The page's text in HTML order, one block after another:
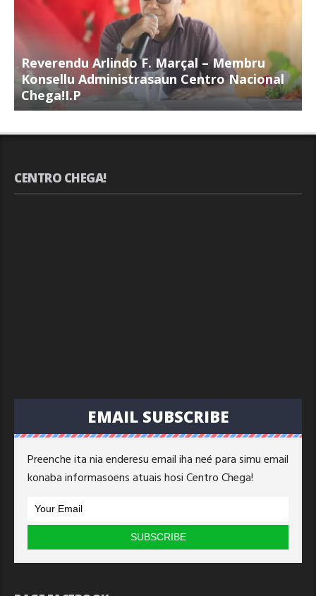
Reverendu Arlindo F. Marçal – Membru
Konsellu Administrasaun Centro Nacional
Chega!I.P
CENTRO CHEGA!
EMAIL SUBSCRIBE
Preenche ita nia enderesu email iha neé para simu email
konaba informasoens atuais hosi Centro Chega!